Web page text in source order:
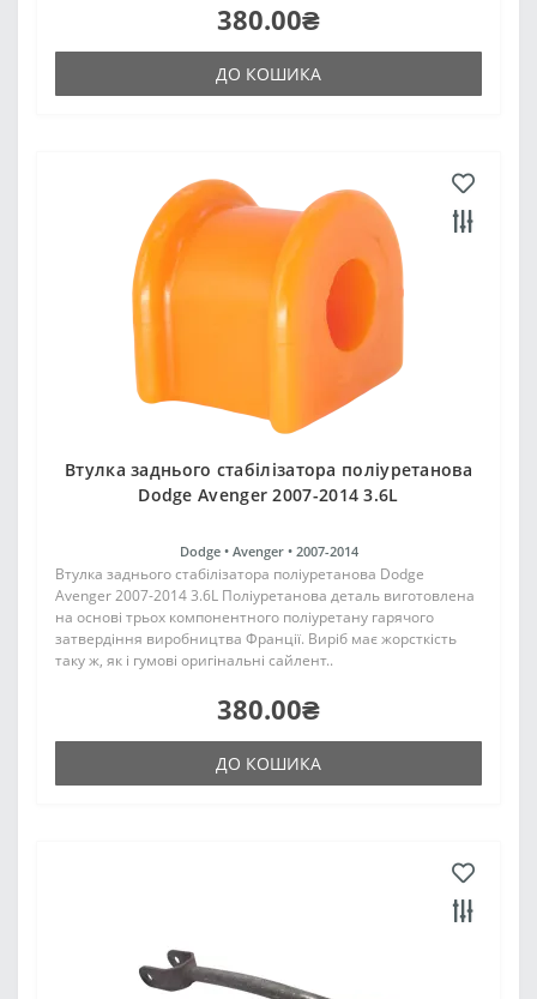
380.00₴
ДО КОШИКА
Втулка заднього стабілізатора поліуретанова
Dodge Avenger 2007-2014 3.6L
Dodge • Avenger • 2007-2014
Втулка заднього стабілізатора поліуретанова Dodge
Avenger 2007-2014 3.6L Поліуретанова деталь виготовлена
на основі трьох компонентного поліуретану гарячого
затвердіння виробництва Франції. Виріб має жорсткість
таку ж, як і гумові оригінальні сайлент..
380.00₴
ДО КОШИКА